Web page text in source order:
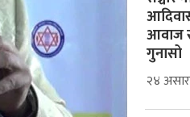
आवाज
गुनासो
२४